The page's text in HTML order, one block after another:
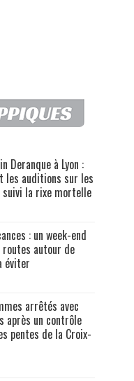
Deranque à Lyon :
les auditions sur les
la rixe mortelle
: un week-end
autour de
éviter
arrêtés avec
après un contrôle
pentes de la Croix-